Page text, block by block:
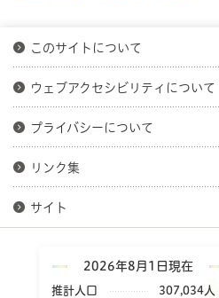
このサイトについて
ウェブアクセシビリティについて
プライバシーについて
リンク集
サイト
2026年8月1日現在
推計人口
307,034人